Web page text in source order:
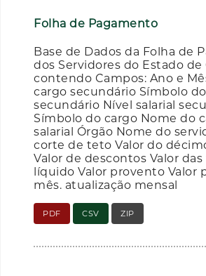
Folha de Pagamento
Base de Dados da Folha de
dos Servidores do Estado de
contendo Campos: Ano e
cargo secundário Símbolo
secundário Nível salarial
Símbolo do cargo Nome do
salarial Órgão Nome do
corte de teto Valor do
Valor de descontos Valor das
líquido Valor provento Valor
mês. atualização mensal
PDF CSV ZIP